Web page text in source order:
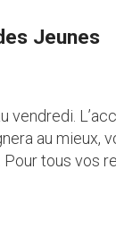
Jeunes
vendredi.
au mieux,
tous vos